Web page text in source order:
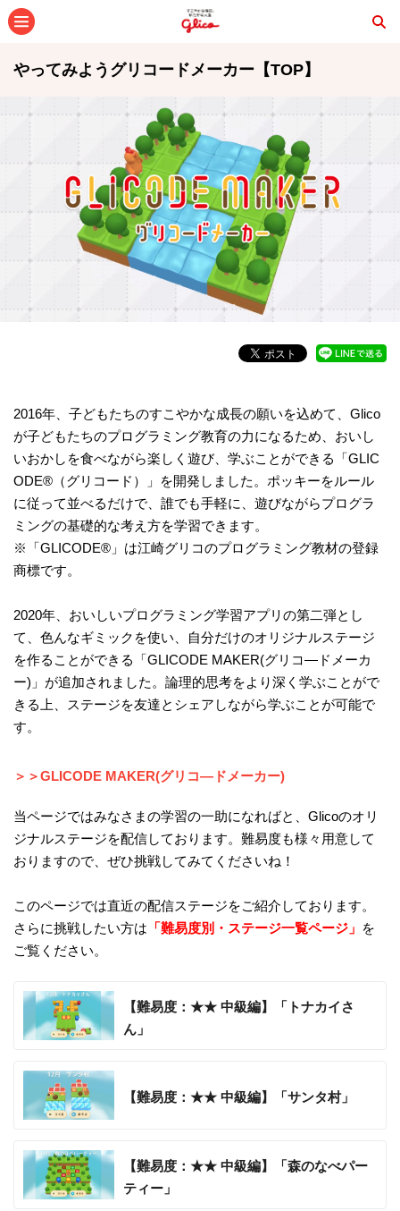
やってみようグリコードメーカー【TOP】
2016年、子どもたちのすこやかな成長の願いを込めて、Glico
が子どもたちのプログラミング教育の力になるため、おいし
いおかしを食べながら楽しく遊び、学ぶことができる「GLIC
ODE®（グリコード）」を開発しました。ポッキーをルール
に従って並べるだけで、誰でも手軽に、遊びながらプログラ
ミングの基礎的な考え方を学習できます。
※「GLICODE®」は江崎グリコのプログラミング教材の登録
商標です。
2020年、おいしいプログラミング学習アプリの第二弾とし
て、色んなギミックを使い、自分だけのオリジナルステージ
を作ることができる「GLICODE MAKER(グリコ―ドメーカ
ー)」が追加されました。論理的思考をより深く学ぶことがで
きる上、ステージを友達とシェアしながら学ぶことが可能で
す。
＞＞GLICODE MAKER(グリコ―ドメーカー)
当ページではみなさまの学習の一助になればと、Glicoのオリ
ジナルステージを配信しております。難易度も様々用意して
おりますので、ぜひ挑戦してみてくださいね！
このページでは直近の配信ステージをご紹介しております。
さらに挑戦したい方は 「難易度別・ステージ一覧ページ」 を
ご覧ください。
【難易度：★★ 中級編】「トナカイさ
ん」
【難易度：★★ 中級編】「サンタ村」
【難易度：★★ 中級編】「森のなべパー
ティー」